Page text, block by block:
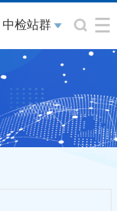
中检站群